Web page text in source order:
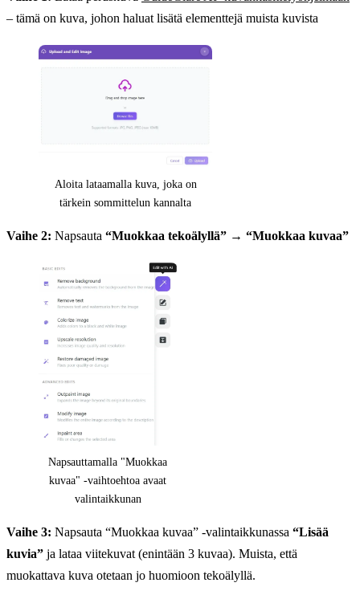
– tämä on kuva, johon haluat lisätä elementtejä muista kuvista
Aloita lataamalla kuva, joka on
tärkein sommittelun kannalta
Vaihe 2: Napsauta “Muokkaa tekoälyllä” → “Muokkaa kuvaa”
Napsauttamalla "Muokkaa
kuvaa" -vaihtoehtoa avaat
valintaikkunan
Vaihe 3: Napsauta “Muokkaa kuvaa” -valintaikkunassa “Lisää
kuvia” ja lataa viitekuvat (enintään 3 kuvaa). Muista, että
muokattava kuva otetaan jo huomioon tekoälyllä.